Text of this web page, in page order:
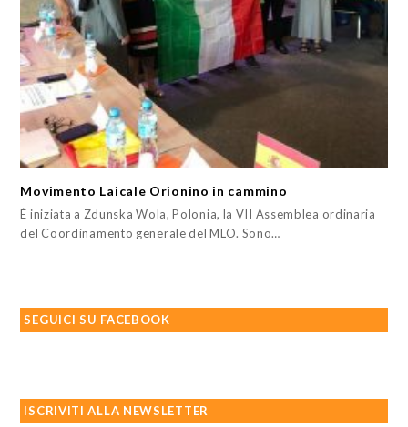
Movimento Laicale Orionino in cammino
È iniziata a Zdunska Wola, Polonia, la VII Assemblea ordinaria
del Coordinamento generale del MLO. Sono…
SEGUICI SU FACEBOOK
ISCRIVITI ALLA NEWSLETTER